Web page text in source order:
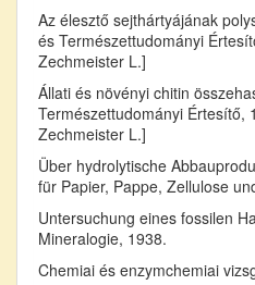
Az élesztő sejthártyájának
és Természettudományi
Zechmeister L.]
Állati és növényi chitin
Természettudományi Értesítő,
Zechmeister L.]
Über hydrolytische
für Papier, Pappe, Zellulose
Untersuchung eines fossilen
Mineralogie, 1938.
Chemiai és enzymchemiai